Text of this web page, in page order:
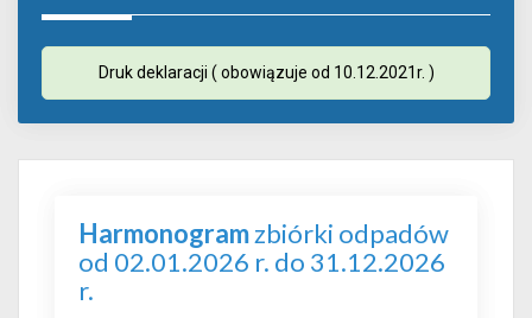
Druk deklaracji ( obowiązuje od 10.12.2021r. )
Harmonogramzbiórki odpadów
od 02.01.2026 r. do 31.12.2026
r.